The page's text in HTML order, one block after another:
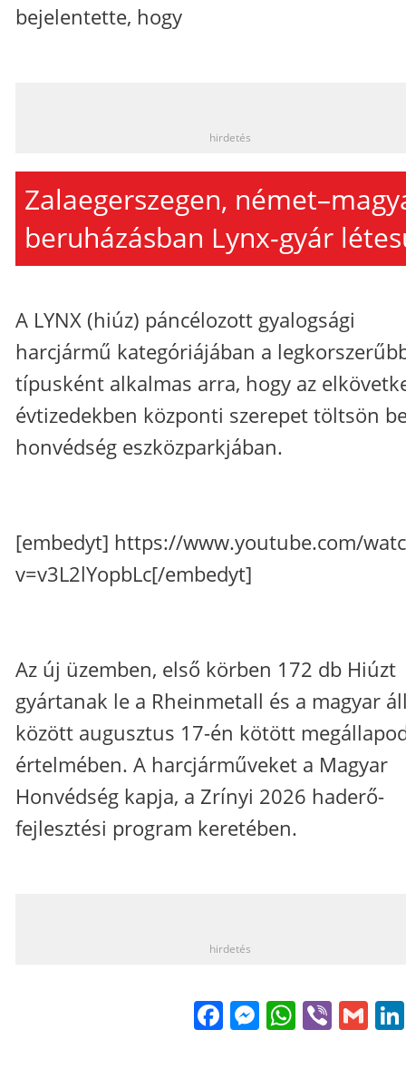
bejelentette, hogy
hirdetés
Zalaegerszegen,
beruházásban Lynx-gyár
A LYNX (hiúz) páncélozott gyalogsági
harcjármű kategóriájában a
típusként alkalmas arra, hogy az
évtizedekben központi szerepet töltsön
honvédség eszközparkjában.
[embedyt] https://www.youtube.com/
v=v3L2lYopbLc[/embedyt]
Az új üzemben, első körben 172 db Hiúzt
gyártanak le a Rheinmetall és a magyar
között augusztus 17-én kötött
értelmében. A harcjárműveket a Magyar
Honvédség kapja, a Zrínyi 2026 haderő-
fejlesztési program keretében.
hirdetés
FacebookViber